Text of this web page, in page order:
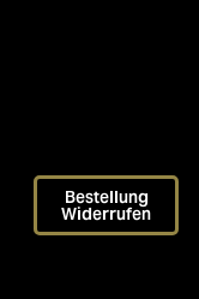
Bestellung
Widerrufen